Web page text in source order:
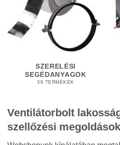
SZERELÉSI
SEGÉDANYAGOK
39 TERMÉKEK
Ventilátorbolt
szellőzési